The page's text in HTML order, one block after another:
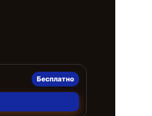
Бесплатно